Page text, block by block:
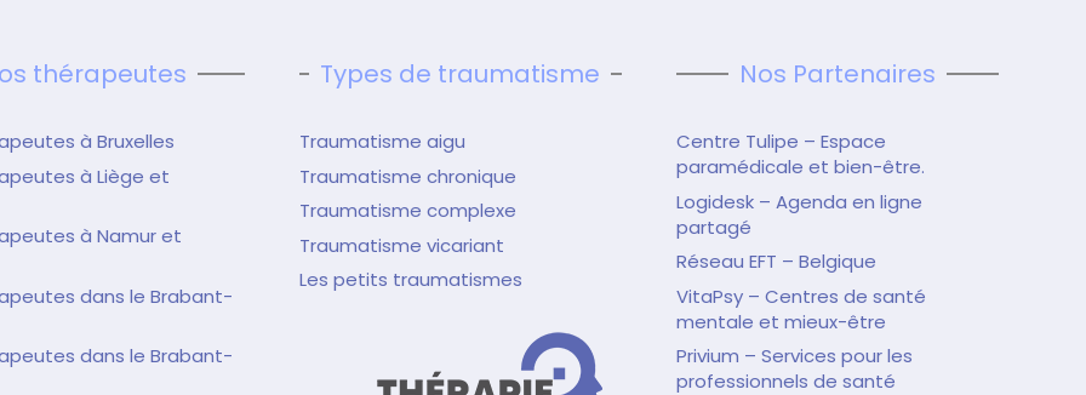
thérapeutes
à Bruxelles
à Liège et
à Namur et
dans le Brabant-
dans le Brabant-
Types de traumatisme
Traumatisme aigu
Traumatisme chronique
Traumatisme complexe
Traumatisme vicariant
Les petits traumatismes
Nos Partenaires
Centre Tulipe – Espace
paramédicale et bien-être.
Logidesk – Agenda en ligne
partagé
Réseau EFT – Belgique
VitaPsy – Centres de santé
mentale et mieux-être
Privium – Services pour les
professionnels de santé